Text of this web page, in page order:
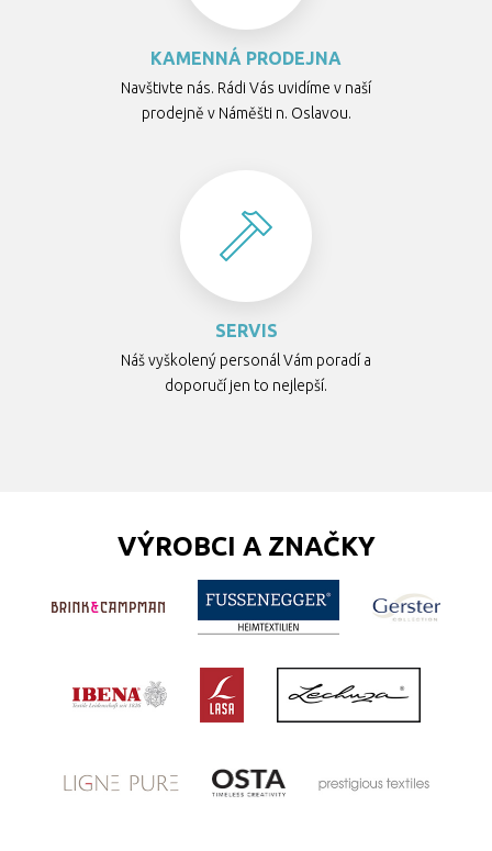
KAMENNÁ PRODEJNA
Navštivte nás. Rádi Vás uvidíme v naší
prodejně v Náměšti n. Oslavou.
SERVIS
Náš vyškolený personál Vám poradí a
doporučí jen to nejlepší.
VÝROBCI A ZNAČKY